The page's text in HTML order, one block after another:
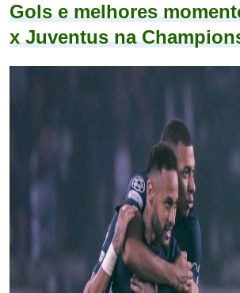
Gols e melhores
x Juventus na